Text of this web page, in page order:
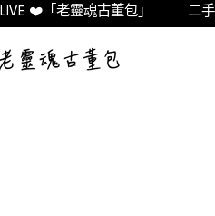
❤️「老靈魂古董包」 二